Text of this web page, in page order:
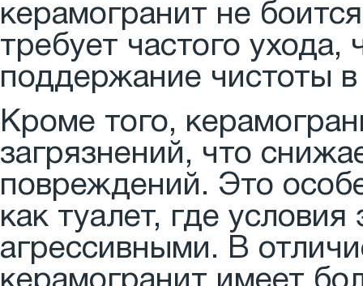
керамогранит не
требует частого
поддержание чистоты в
Кроме того,
загрязнений, что
повреждений. Это
как туалет, где
агрессивными. В